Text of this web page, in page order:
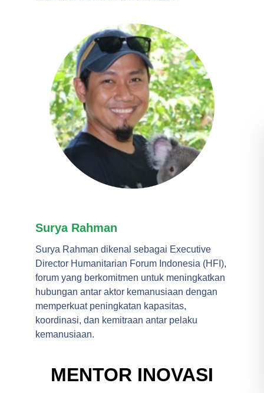
Surya Rahman
Surya Rahman dikenal sebagai Executive
Director Humanitarian Forum Indonesia (HFI),
forum yang berkomitmen untuk meningkatkan
hubungan antar aktor kemanusiaan dengan
memperkuat peningkatan kapasitas,
koordinasi, dan kemitraan antar pelaku
kemanusiaan.
MENTOR INOVASI